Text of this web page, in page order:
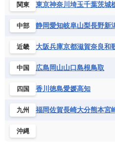
関東 東京神奈川 埼玉千葉茨城
中部 静岡愛知岐阜山梨長野新
近畿 大阪兵庫京都滋賀奈良和
中国 広島岡山山口島根鳥取
四国 香川 徳島愛媛高知
九州 福岡佐賀長崎大分熊本宮
沖縄